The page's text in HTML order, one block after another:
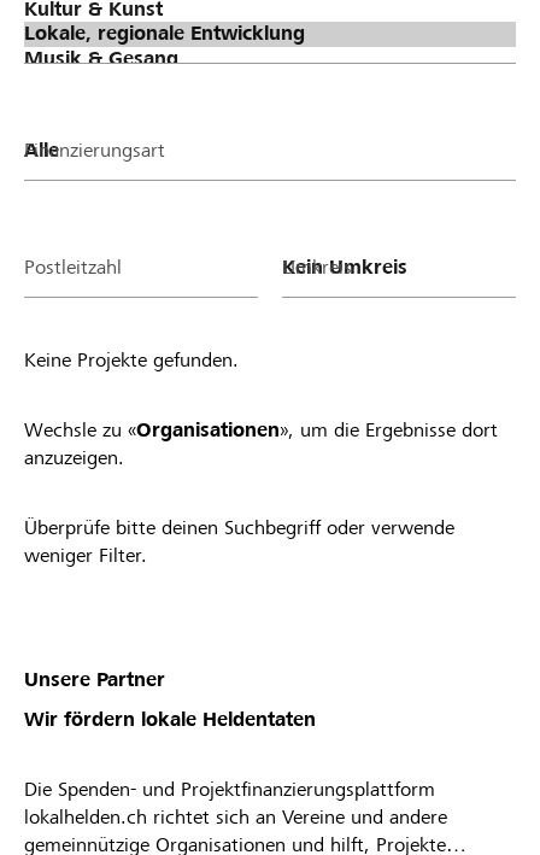
Finanzierungsart
Postleitzahl Umkreis
Keine Projekte gefunden.
Wechsle zu «Organisationen», um die Ergebnisse dort
anzuzeigen.
Überprüfe bitte deinen Suchbegriff oder verwende
weniger Filter.
Unsere Partner
Wir fördern lokale Heldentaten
Die Spenden- und Projektfinanzierungsplattform
lokalhelden.ch richtet sich an Vereine und andere
gemeinnützige Organisationen und hilft, Projekte